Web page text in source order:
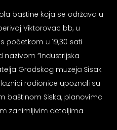
baštine koja se održava u
Viktorovac bb, u
početkom u 19,30 sati
”Industrijska
Gradskog muzeja Sisak
radionice upoznali su
baštinom Siska, planovima
zanimljivim detaljima